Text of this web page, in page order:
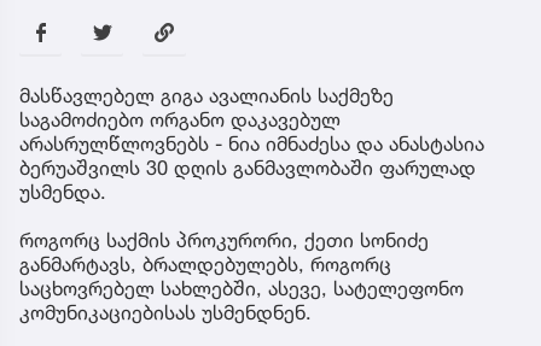
მასწავლებელ გიგა ავალიანის საქმეზე
საგამოძიებო ორგანო დაკავებულ
არასრულწლოვნებს - ნია იმნაძესა და ანასტასია
ბერუაშვილს 30 დღის განმავლობაში ფარულად
უსმენდა.
როგორც საქმის პროკურორი, ქეთი სონიძე
განმარტავს, ბრალდებულებს, როგორც
საცხოვრებელ სახლებში, ასევე, სატელეფონო
კომუნიკაციებისას უსმენდნენ.